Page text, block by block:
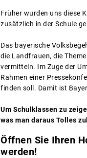
Früher wurden uns diese
zusätzlich in der Schule
Das bayerische
die Landfrauen, die
vermitteln. Im Zuge der
Rahmen einer
finden soll. Damit ist
Um Schulklassen zu
was man daraus Tolles
Öffnen Sie Ihren
werden!